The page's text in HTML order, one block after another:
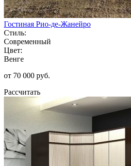
Гостиная Рио-де-Жанейро
Стиль:
Современный
Цвет:
Венге
от 70 000 руб.
Рассчитать